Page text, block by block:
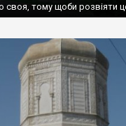
своя, тому щоби розвіяти
це